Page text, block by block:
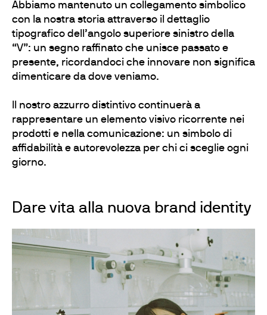
Abbiamo mantenuto un collegamento simbolico
con la nostra storia attraverso il dettaglio
tipografico dell’angolo superiore sinistro della
“V”: un segno raffinato che unisce passato e
presente, ricordandoci che innovare non significa
dimenticare da dove veniamo.
Il nostro azzurro distintivo continuerà a
rappresentare un elemento visivo ricorrente nei
prodotti e nella comunicazione: un simbolo di
affidabilità e autorevolezza per chi ci sceglie ogni
giorno.
Dare vita alla nuova brand identity